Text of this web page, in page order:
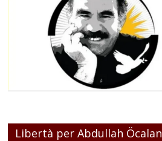
Libertà per Abdullah Öcalan